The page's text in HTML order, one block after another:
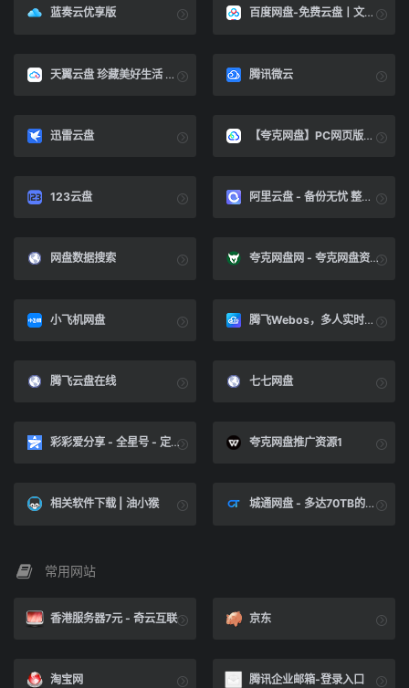
蓝奏云优享版 百度网盘-免费云盘丨文件共享软件丨超大容量丨存储安全
天翼云盘 珍藏美好生活 家庭云|网盘|文件备份|资源分享 腾讯微云
迅雷云盘 【夸克网盘】PC网页版端入口
123云盘 阿里云盘 - 备份无忧 整理有序·阿里巴巴集团出品
网盘数据搜索 夸克网盘网 - 夸克网盘资源分享社区
小飞机网盘 腾飞Webos，多人实时协作的私有云
腾飞云盘在线 七七网盘
彩彩爱分享 - 全星号 - 定义你的网址信息管理中心 夸克网盘推广资源1
相关软件下载 | 油小猴 城通网盘 - 多达70TB的存储空间
常用网站
香港服务器7元 - 奇云互联 京东
淘宝网 腾讯企业邮箱-登录入口